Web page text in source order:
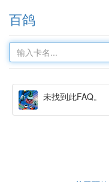
百鸽
未找到此FAQ。